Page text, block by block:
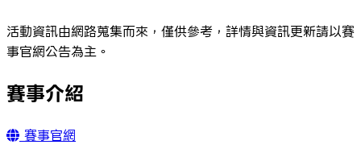
活動資訊由網路蒐集而來，僅供參考，詳情與資訊更新請以賽
事官網公告為主。
賽事介紹
賽事官網